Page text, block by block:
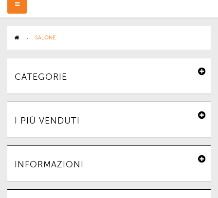
Navigazione
Toggle
> SALONE
CATEGORIE
I PIÙ VENDUTI
INFORMAZIONI